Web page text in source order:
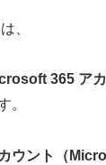
、
365 ア
。
ウント（